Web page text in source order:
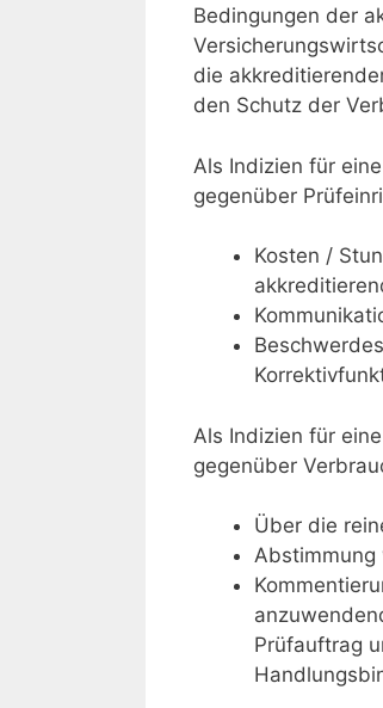
Bedingungen der
die
den Schutz der
Als Indizien für
gegenüber
Kosten /
Als Indizien für
gegenüber
Über die
Abstimmung
Prüfauftrag